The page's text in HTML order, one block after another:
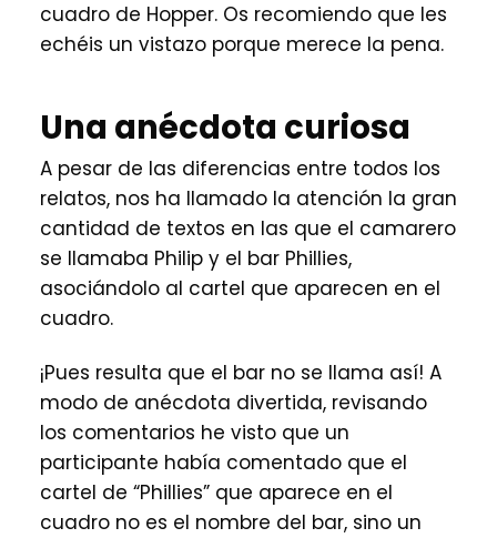
cuadro de Hopper. Os recomiendo que les
echéis un vistazo porque merece la pena.
Una anécdota curiosa
A pesar de las diferencias entre todos los
relatos, nos ha llamado la atención la gran
cantidad de textos en las que el camarero
se llamaba Philip y el bar Phillies,
asociándolo al cartel que aparecen en el
cuadro.
¡Pues resulta que el bar no se llama así! A
modo de anécdota divertida, revisando
los comentarios he visto que un
participante había comentado que el
cartel de “Phillies” que aparece en el
cuadro no es el nombre del bar, sino un